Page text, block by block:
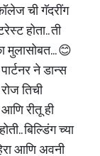
ची गॅदरींग
होता.. ती
मुलासोबत... 😊
ने डान्स
तिची
रीतू ही
बिल्डिंग च्या
आणि अवनी